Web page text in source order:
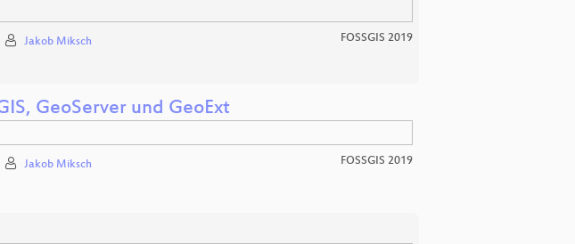
Jakob Miksch FOSSGIS 2019
GeoServer und GeoExt
Jakob Miksch FOSSGIS 2019